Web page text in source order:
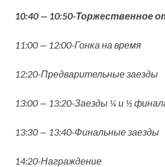
10:40 — 10:50-Торжественное
11:00 — 12:00-Гонка на время
12:20-Предварительные заезды
13:00 — 13:20-Заезды ¼ и ½
13:30 — 13:40-Финальные заезды
14:20-Награждение